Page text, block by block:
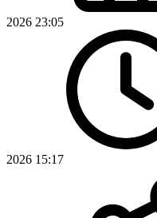
2026 23:05
2026 15:17